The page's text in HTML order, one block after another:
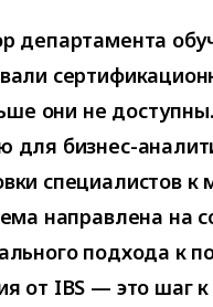
департамента
они не
для бизнес-
специалистов
направлена на
подхода к
от IBS — это шаг